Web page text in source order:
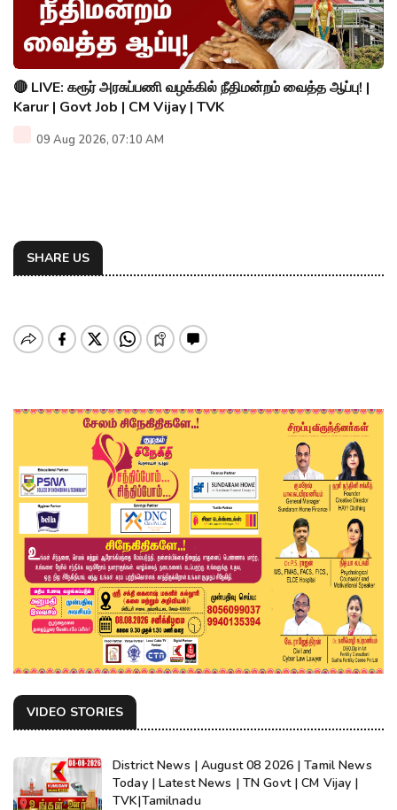
🔴 LIVE: கரூர் அரசுப்பணி வழக்கில் நீதிமன்றம் வைத்த ஆப்பு! |
Karur | Govt Job | CM Vijay | TVK
09 Aug 2026, 07:10 AM
SHARE US
VIDEO STORIES
District News | August 08 2026 | Tamil News
Today | Latest News | TN Govt | CM Vijay |
TVK|Tamilnadu